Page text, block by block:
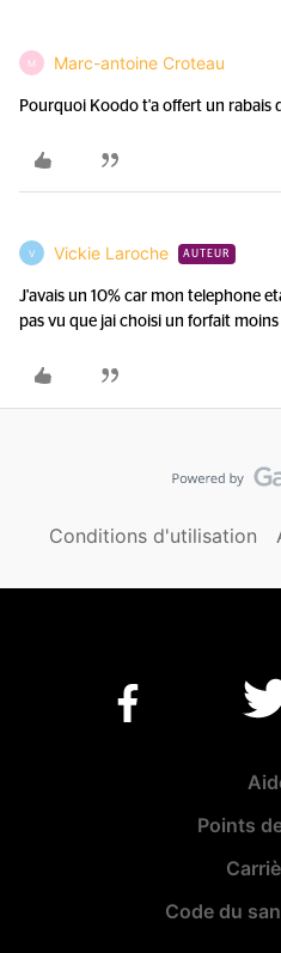
M Marc-antoine Croteau
Pourquoi Koodo t'a offert un rabais
V Vickie Laroche AUTEUR
J'avais un 10% car mon telephone
pas vu que jai choisi un forfait
Conditions d'utilisation
Points
Code du